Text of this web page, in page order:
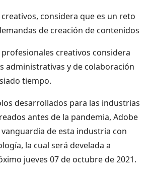
creativos, considera que es un reto
de creación de contenidos
profesionales creativos considera
administrativas y de colaboración
tiempo.
desarrollados para las industrias
antes de la pandemia, Adobe
de esta industria con
la cual será develada a
jueves 07 de octubre de 2021.